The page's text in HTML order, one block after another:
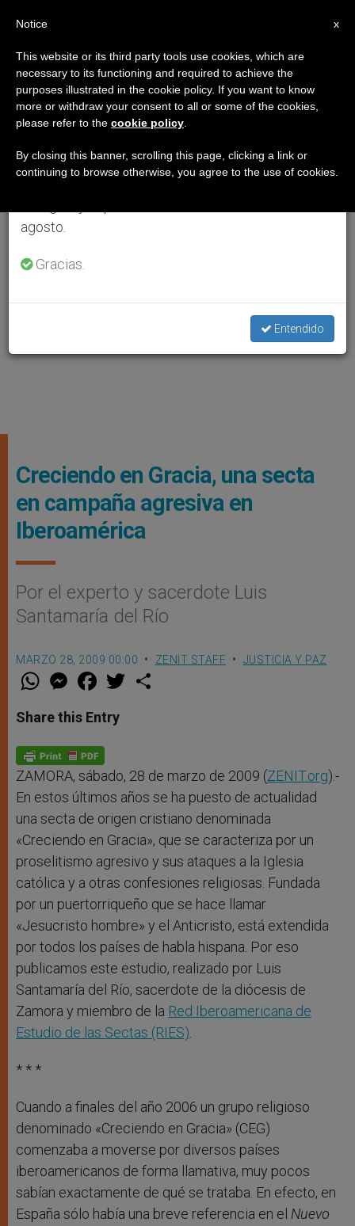
Creciendo en Gracia, una secta
en campaña agresiva en
Iberoamérica
Por el experto y sacerdote Luis
Santamaría del Río
MARZO 28, 2009 00:00 ZENIT STAFF JUSTICIA Y PAZ
W
t
s
p
p
M
e
s
e
g
e
r
F
a
e
b
o
k
w
Share this Entry
ZAMORA, sábado, 28 de marzo de 2009 (ZENIT.org).-
En estos últimos años se ha puesto de actualidad
una secta de origen cristiano denominada
«Creciendo en Gracia», que se caracteriza por un
proselitismo agresivo y sus ataques a la Iglesia
católica y a otras confesiones religiosas. Fundada
por un puertorriqueño que se hace llamar
«Jesucristo hombre» y el Anticristo, está extendida
por todos los países de habla hispana. Por eso
publicamos este estudio, realizado por Luis
Santamaría del Río, sacerdote de la diócesis de
Zamora y miembro de la Red Iberoamericana de
Estudio de las Sectas (RIES).
* * *
Cuando a finales del año 2006 un grupo religioso
denominado «Creciendo en Gracia» (CEG)
comenzaba a moverse por diversos países
iberoamericanos de forma llamativa, muy pocos
sabían exactamente de qué se trataba. En efecto, en
España sólo había una breve referencia en el Nuevo
×
Aviso importante
Del 27 de julio al 7 de agosto haremos la pausa
anual, aprovechando que en el periodo de verano
se generan menos informaciones y también el
agosto.
Gracias.
Entendido
x
Notice
This website or its third party tools use cookies, which are
necessary to its functioning and required to achieve the
purposes illustrated in the cookie policy. If you want to know
more or withdraw your consent to all or some of the cookies,
please refer to the cookie policy
By closing this banner, scrolling this page, clicking a link or
continuing to browse otherwise, you agree to the use of cookies.